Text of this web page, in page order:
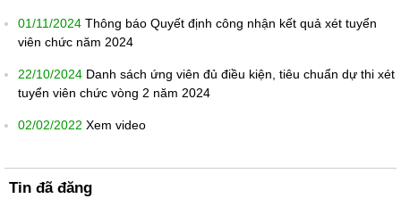
01/11/2024 Thông báo Quyết định công nhận kết quả xét tuyển
viên chức năm 2024
22/10/2024 Danh sách ứng viên đủ điều kiện, tiêu chuẩn dự thi xét
tuyển viên chức vòng 2 năm 2024
02/02/2022 Xem video
Tin đã đăng